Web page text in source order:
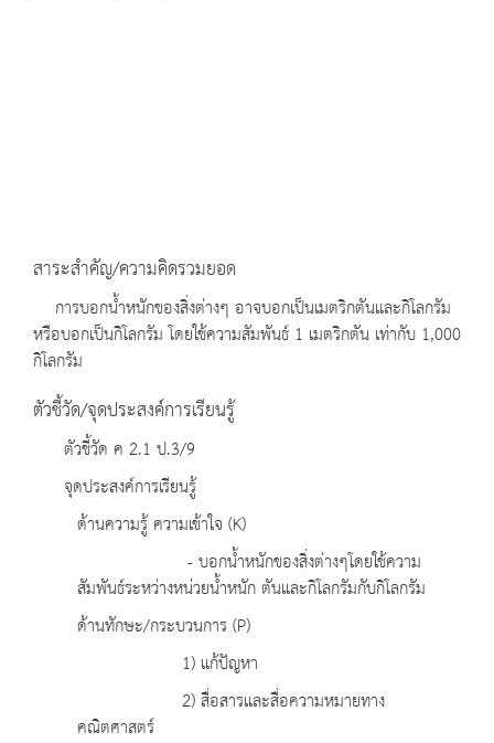
สาระสำคัญ/ความคิดรวมยอด
การบอกน้ำหนักของสิ่งต่างๆ อาจบอกเป็นเมตริกตันและกิโลกรัม
หรือบอกเป็นกิโลกรัม โดยใช้ความสัมพันธ์ 1 เมตริกตัน เท่ากับ 1,000
กิโลกรัม
ตัวชี้วัด/จุดประสงค์การเรียนรู้
ตัวชี้วัด ค 2.1 ป.3/9
จุดประสงค์การเรียนรู้
ด้านความรู้ ความเข้าใจ (K)
- บอกน้ำหนักของสิ่งต่างๆโดยใช้ความ
สัมพันธ์ระหว่างหน่วยน้ำหนัก ตันและกิโลกรัมกับกิโลกรัม
ด้านทักษะ/กระบวนการ (P)
1) แก้ปัญหา
2) สื่อสารและสื่อความหมายทาง
คณิตศาสตร์